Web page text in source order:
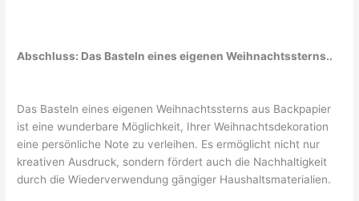
Abschluss: Das Basteln eines eigenen Weihnachtssterns..
Das Basteln eines eigenen Weihnachtssterns aus Backpapier
ist eine wunderbare Möglichkeit, Ihrer Weihnachtsdekoration
eine persönliche Note zu verleihen. Es ermöglicht nicht nur
kreativen Ausdruck, sondern fördert auch die Nachhaltigkeit
durch die Wiederverwendung gängiger Haushaltsmaterialien.